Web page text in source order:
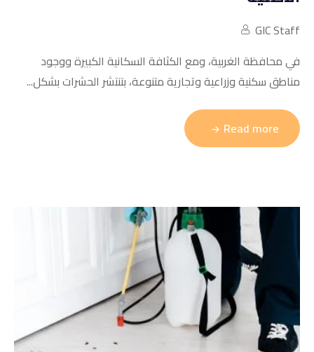
GIC Staff
في محافظة الغربية، ومع الكثافة السكانية الكبيرة ووجود
مناطق سكنية وزراعية وتجارية متنوعة، بتنتشر الحشرات بشكل...
Read more